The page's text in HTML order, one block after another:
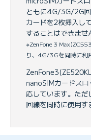
ともに4G/3G/2G回
カードを2枚挿入
することはできませ
※ZenFone 3
り、4G/3Gを同時に利
nanoSIMカードス
応しています。た
回線を同時に使用す